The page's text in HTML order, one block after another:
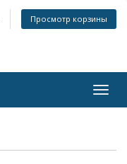
Просмотр корзины